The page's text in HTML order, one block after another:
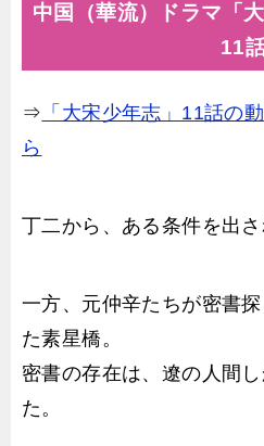
中国（華流）ドラマ「
11
⇒ 「大宋少年志」11話の
ら
丁二から、ある条件を出さ
一方、元仲辛たちが密書
た素星橋。
密書の存在は、遼の人間
た。